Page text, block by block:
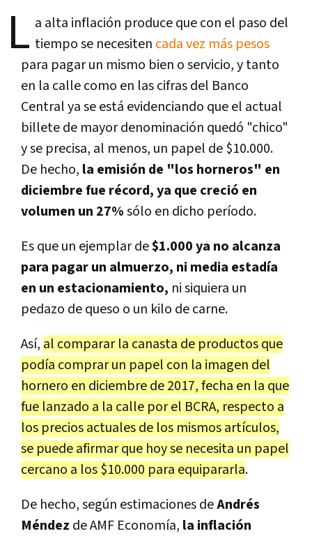
L a alta inflación produce que con el paso del
tiempo se necesiten cada vez más pesos
para pagar un mismo bien o servicio, y tanto
en la calle como en las cifras del Banco
Central ya se está evidenciando que el actual
billete de mayor denominación quedó "chico"
y se precisa, al menos, un papel de $10.000.
De hecho, la emisión de "los horneros" en
diciembre fue récord, ya que creció en
volumen un 27%sólo en dicho período.
Es que un ejemplar de$1.000 ya no alcanza
para pagar un almuerzo, ni media estadía
en un estacionamiento, ni siquiera un
pedazo de queso o un kilo de carne.
Así, al comparar la canasta de productos que
podía comprar un papel con la imagen del
hornero en diciembre de 2017, fecha en la que
fue lanzado a la calle por el BCRA, respecto a
los precios actuales de los mismos artículos,
se puede afirmar que hoy se necesita un papel
cercano a los $10.000 para equipararla.
De hecho, según estimaciones deAndrés
Méndez de AMF Economía, la inflación